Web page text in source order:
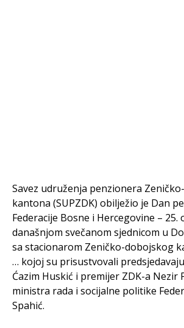
Savez udruženja penzionera
kantona (SUPZDK) obilježio je Dan
Federacije Bosne i Hercegovine – 25.
današnjom svečanom sjednicom u
sa stacionarom Zeničko-dobojskog
… kojoj su prisustvovali
Ćazim Huskić i premijer ZDK-a Nezir
ministra rada i socijalne politike
Spahić.